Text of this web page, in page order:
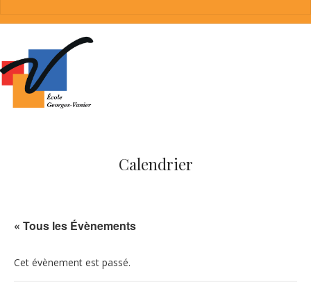
Calendrier
« Tous les Évènements
Cet évènement est passé.